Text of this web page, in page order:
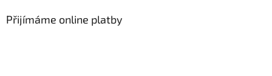
Přijímáme online platby